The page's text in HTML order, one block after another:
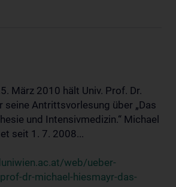
März 2010 hält Univ. Prof. Dr.
seine Antrittsvorlesung über „Das
und Intensivmedizin.“ Michael
seit 1. 7. 2008...
web/ueber-
dr-michael-hiesmayr-das-